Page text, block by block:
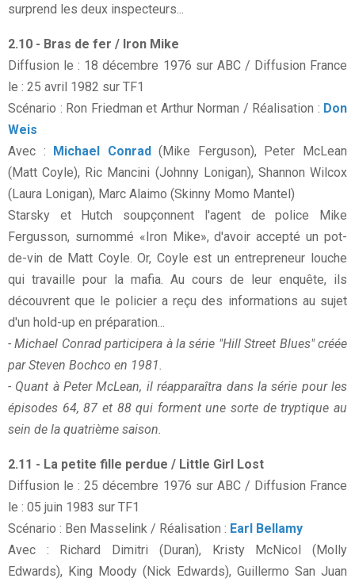
surprend les deux inspecteurs...
2.10 - Bras de fer / Iron Mike
Diffusion le : 18 décembre 1976 sur ABC / Diffusion France
le : 25 avril 1982 sur TF1
Scénario : Ron Friedman et Arthur Norman / Réalisation : Don
Weis
Avec : Michael Conrad(Mike Ferguson), Peter McLean
(Matt Coyle), Ric Mancini (Johnny Lonigan), Shannon Wilcox
(Laura Lonigan), Marc Alaimo (Skinny Momo Mantel)
Starsky et Hutch soupçonnent l'agent de police Mike
Fergusson, surnommé «Iron Mike», d'avoir accepté un pot-
de-vin de Matt Coyle. Or, Coyle est un entrepreneur louche
qui travaille pour la mafia. Au cours de leur enquête, ils
découvrent que le policier a reçu des informations au sujet
d'un hold-up en préparation...
- Michael Conrad participera à la série "Hill Street Blues" créée
par Steven Bochco en 1981.
- Quant à Peter McLean, il réapparaîtra dans la série pour les
épisodes 64, 87 et 88 qui forment une sorte de tryptique au
sein de la quatrième saison.
2.11 - La petite fille perdue / Little Girl Lost
Diffusion le : 25 décembre 1976 sur ABC / Diffusion France
le : 05 juin 1983 sur TF1
Scénario : Ben Masselink / Réalisation : Earl Bellamy
Avec : Richard Dimitri (Duran), Kristy McNicol (Molly
Edwards), King Moody (Nick Edwards), Guillermo San Juan